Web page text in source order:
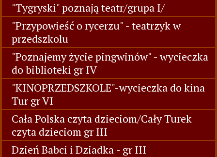
"Tygryski" poznają teatr/grupa I/
"Przypowieść o rycerzu" - teatrzyk w
przedszkolu
"Poznajemy życie pingwinów" - wycieczka
do biblioteki gr IV
"KINOPRZEDSZKOLE"-wycieczka do kina
Tur gr VI
Cała Polska czyta dzieciom/Cały Turek
czyta dzieciom gr III
Dzień Babci i Dziadka - gr III